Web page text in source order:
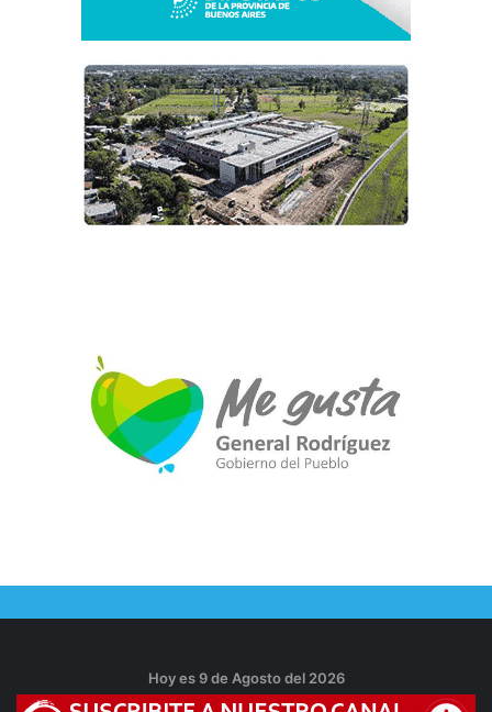
Hoy es 9 de Agosto del 2026